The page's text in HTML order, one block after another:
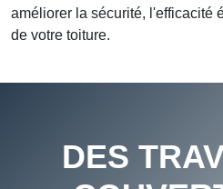
améliorer la sécurité, l'efficacité
de votre toiture.
DES